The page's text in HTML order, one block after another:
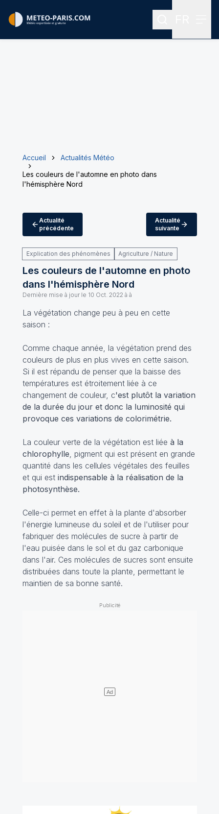
Rechercher
Accueil
Actualités Météo
Les couleurs de l'automne en photo dans
l'hémisphère Nord
Actualité
précédente
Actualité
suivante
Explication des phénomènes Agriculture / Nature
Les couleurs de l'automne en photo
dans l'hémisphère Nord
Dernière mise à jour le 10 Oct. 2022 à à
La végétation change peu à peu en cette
saison :
Comme chaque année, la végétation prend des
couleurs de plus en plus vives en cette saison.
Si il est répandu de penser que la baisse des
températures est étroitement liée à ce
changement de couleur, c'est plutôt la variation
de la durée du jour et donc la luminosité qui
provoque ces variations de colorimétrie.
La couleur verte de la végétation est liée à la
chlorophylle, pigment qui est présent en grande
quantité dans les cellules végétales des feuilles
et qui est indispensable à la réalisation de la
photosynthèse.
Celle-ci permet en effet à la plante d'absorber
l'énergie lumineuse du soleil et de l'utiliser pour
fabriquer des molécules de sucre à partir de
l'eau puisée dans le sol et du gaz carbonique
dans l'air. Ces molécules de sucres sont ensuite
distribuées dans toute la plante, permettant le
maintien de sa bonne santé.